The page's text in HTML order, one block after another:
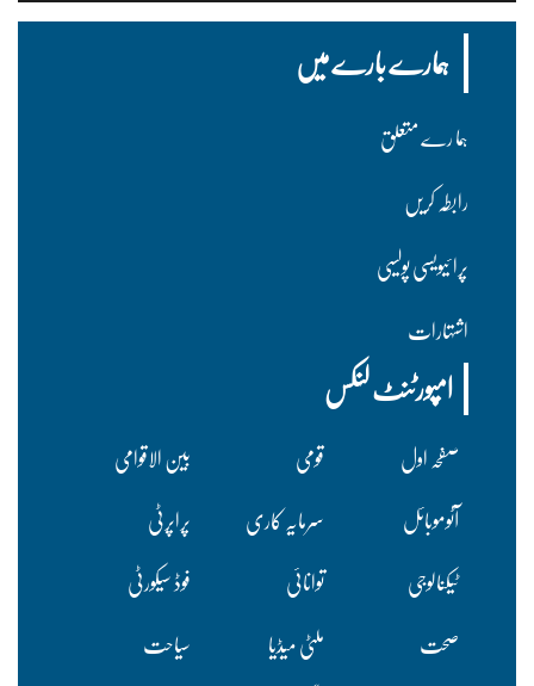
ہمارے بارے میں
ہما رے متعلق
رابطہ کریں
پرا ئیویسی پولسیی
اشتہارات
امپورٹنٹ لنکس
صفحہ اول قومی
بین الاقوامی
آٹوموبائل
سرمایہ کاری
پراپرٹی
ٹیکنالوجی
توانائی
فوڈ سیکورٹی
صحت
ملٹی میڈیا
سیاحت